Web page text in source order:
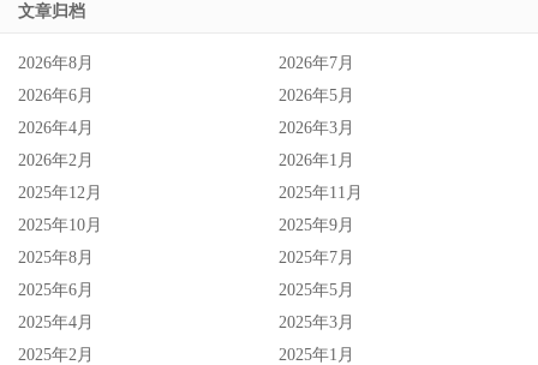
文章归档
2026年8月
2026年7月
2026年6月
2026年5月
2026年4月
2026年3月
2026年2月
2026年1月
2025年12月
2025年11月
2025年10月
2025年9月
2025年8月
2025年7月
2025年6月
2025年5月
2025年4月
2025年3月
2025年2月
2025年1月